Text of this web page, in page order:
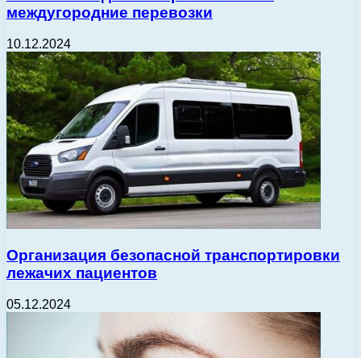
междугородние перевозки
10.12.2024
Организация безопасной транспортировки
лежачих пациентов
05.12.2024